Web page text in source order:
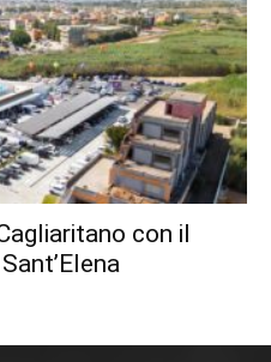
con il